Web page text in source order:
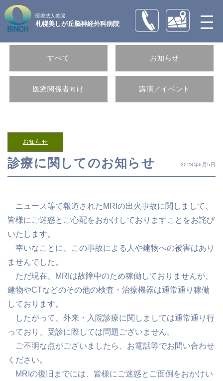
医療法人美脳
札幌美しが丘脳神経外科病院
すべて お知らせ
医療関係者向け 講演／イベント
お知らせ
診療に関してのお知らせ 2023年6月5日
ニュース等で報道されたMRIの出火事故に関しまして、
皆様にご迷惑とご心配をおかけしておりますことをお詫び
いたします。
幸いなことに、この事故による人や建物への被害はあり
ませんでした。
ただ現在、MRIは故障中のため稼働しておりませんが、
建物やCTなどのその他の検査・治療機器は通常通り稼働
しております。
したがって、外来・入院診療に関しましては通常通り行
っており、受診に際しては問題ございません。
ご不明な点がございましたら、お電話等でお問い合わせ
ください。
MRIの復旧までには、皆様にご迷惑とご面倒をおかけい